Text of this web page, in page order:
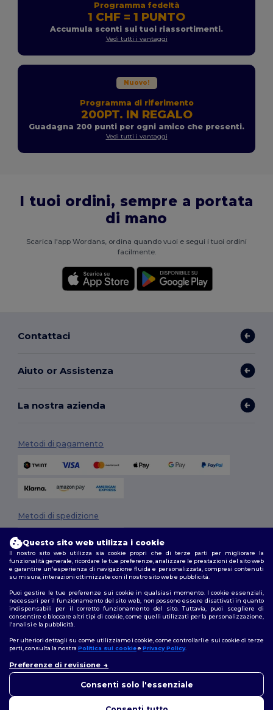
Programma fedeltà
1 CHF = 1 PUNTO
Accumula sconti sui tuoi riassortimenti.
Vedi tutti i vantaggi
Nuovo!
Programma di riferimento
200PT. IN REGALO
Guadagna 200 punti per ogni amico che presenti.
Vedi tutti i vantaggi
I tuoi ordini, sempre a portata
di mano
Scarica l'app Wordans, ordina quando vuoi e segui i tuoi ordini
facilmente.
Contattaci
Aiuto or Assistenza
La nostra azienda
Metodi di pagamento
Metodi di spedizione
2026. Tutti i diritti riservati
Termini e Condizioni|Politica di personalizzazione
privacy|Politica sui cookie|Site Map
Seguici
Questo sito web utilizza i cookie
Il nostro sito web utilizza sia cookie propri che di terze parti per migliorare la
funzionalità generale, ricordare le tue preferenze, analizzare le prestazioni del sito web
e garantire un'esperienza di navigazione fluida e personalizzata, compresi contenuti
su misura, interazioni ottimizzate con il nostro sito web e pubblicità.
Puoi gestire le tue preferenze sui cookie in qualsiasi momento. I cookie essenziali,
necessari per il funzionamento del sito web, non possono essere disattivati in quanto
indispensabili per il corretto funzionamento del sito. Tuttavia, puoi scegliere di
consentire o bloccare altri tipi di cookie, come quelli utilizzati per la personalizzazione,
l'analisi e la pubblicità.
Per ulteriori dettagli su come utilizziamo i cookie, come controllarli e sui cookie di terze
parti, consulta la nostra Politica sui cookiee Privacy Policy.
Preferenze di revisione
Consenti solo l'essenziale
puoi contattarci in qualsiasi